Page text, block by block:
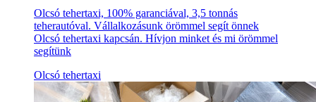
Olcsó tehertaxi, 100% garanciával, 3,5 tonnás
teherautóval. Vállalkozásunk örömmel segít önnek
Olcsó tehertaxi kapcsán. Hívjon minket és mi örömmel
segítünk
Olcsó tehertaxi